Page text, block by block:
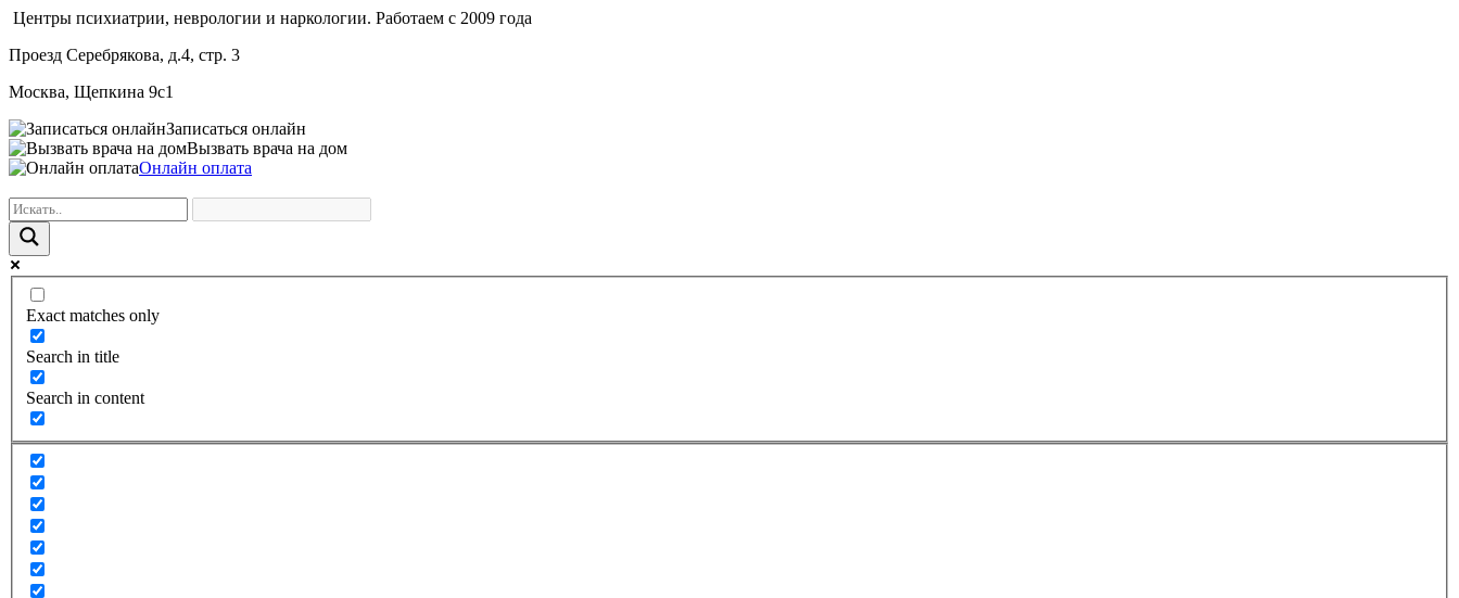
Центры психиатрии, неврологии и наркологии. Работаем с 2009 года
Проезд Серебрякова, д.4, стр. 3
Москва, Щепкина 9с1
Записаться онлайн
Вызвать врача на дом
Онлайн оплата
Exact matches only
Search in title
Search in content